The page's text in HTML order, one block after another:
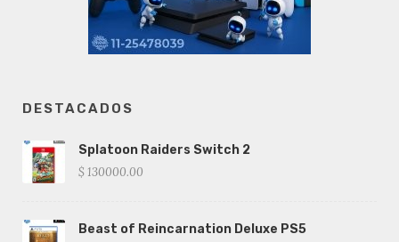
DESTACADOS
Splatoon Raiders Switch 2
$ 130000.00
Beast of Reincarnation Deluxe PS5